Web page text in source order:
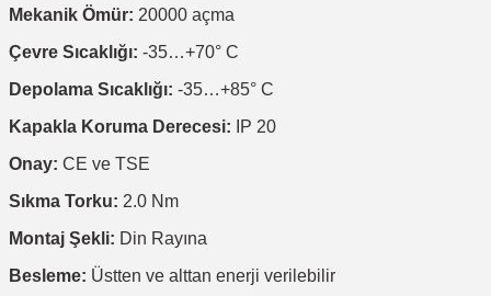
Mekanik Ömür: 20000 açma
Çevre Sıcaklığı: -35…+70° C
Depolama Sıcaklığı: -35…+85° C
Kapakla Koruma Derecesi: IP 20
Onay: CE ve TSE
Sıkma Torku: 2.0 Nm
Montaj Şekli: Din Rayına
Besleme: Üstten ve alttan enerji verilebilir